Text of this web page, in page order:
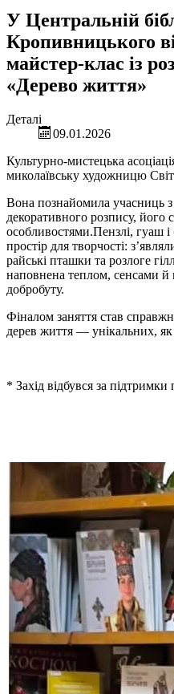
У Центральній
Кропивницького
майстер-клас із
«Дерево життя»
Деталі
09.01.2026
Культурно-мистецька
миколаївську художницю
Вона познайомила учасниць з
декоративного розпису, його
особливостями.Пензлі, гуаш
простір для творчості:
райські пташки та розлоге
наповнена теплом, сенсами
добробуту.
Фіналом заняття став
дерев життя — унікальних, як
* Захід відбувся за